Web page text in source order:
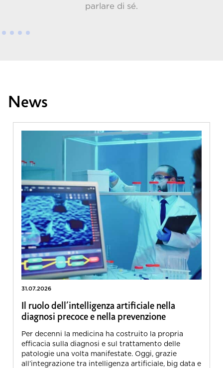
parlare di sé.
News
31.07.2026
Il ruolo dell’intelligenza artificiale nella
diagnosi precoce e nella prevenzione
Per decenni la medicina ha costruito la propria
efficacia sulla diagnosi e sul trattamento delle
patologie una volta manifestate. Oggi, grazie
all’integrazione tra intelligenza artificiale, big data e